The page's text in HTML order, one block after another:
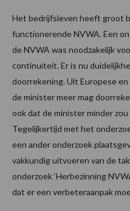
Het bedrijfsleven heeft groot
functionerende NVWA. Een
de NVWA was noodzakelijk
continuïteit. Er is nu
doorrekening. Uit Europese
de minister meer mag
ook dat de minister minder
Tegelijkertijd met het
een ander onderzoek
vakkundig uitvoeren van de
onderzoek ‘Herbezinning
dat er een verbeteraanpak